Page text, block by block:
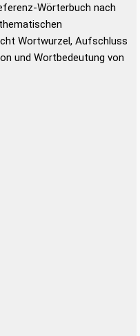
Wörterbuch nach
Wortwurzel, Aufschluss
und Wortbedeutung von